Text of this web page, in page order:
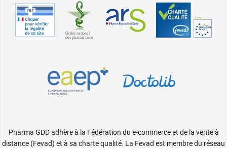
Pharma GDD adhère à la Fédération du e-commerce et de la vente à
distance (Fevad) et à sa charte qualité. La Fevad est membre du réseau